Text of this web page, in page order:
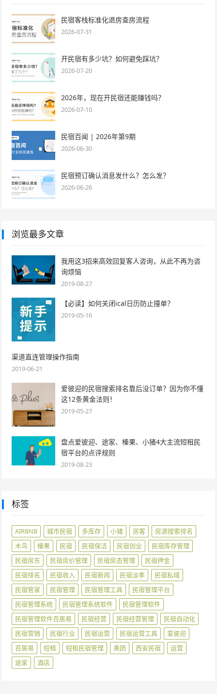
民宿客栈标准化退房查房流程
2026-07-31
开民宿有多少坑？如何避免踩坑？
2026-07-20
2026年，现在开民宿还能赚钱吗？
2026-07-10
民宿百闻 | 2026年第9期
2026-06-30
民宿预订确认消息发什么？怎么发？
2026-06-26
浏览最多文章
我用这3招来高效回复客人咨询，从此不再为咨
询烦恼
2019-08-27
【必读】如何关闭ical日历防止撞单？
2019-05-16
渠道直连管理操作指南
2019-06-21
爱彼迎的民宿搜索排名靠后没订单？因为你不懂
这12条黄金法则！
2019-05-27
盘点爱彼迎、途家、榛果、小猪4大主流短租民
宿平台的点评规则
2019-08-23
标签
AIRBNB 城市民宿 多库存 小猪 房客
房源搜索排名
木鸟
榛果 民宿 民宿保洁 民宿创业
民宿库存管理
民宿房东
民宿房价管理 民宿房态管理
民宿押金
民宿排名
民宿收入 民宿新闻 民宿淡季
民宿私域
民宿管家
民宿管理 民宿管理工具
民宿管理平台
民宿管理系统
民宿管理系统软件
民宿管理软件
民宿管理软件百居易
民宿经营 民宿经营管理
民宿自动化
民宿营销
民宿行业 民宿运营 民宿运营工具
爱彼迎
百居易
短租 短租民宿管理 美团 西安民宿
运营
途家
酒店